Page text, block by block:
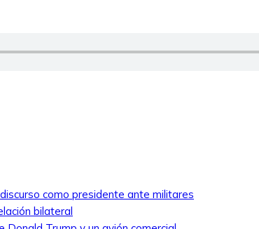
como presidente ante militares
bilateral